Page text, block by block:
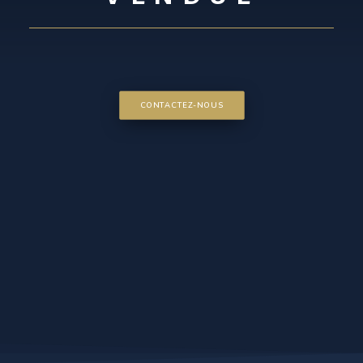
CONTACTEZ-NOUS